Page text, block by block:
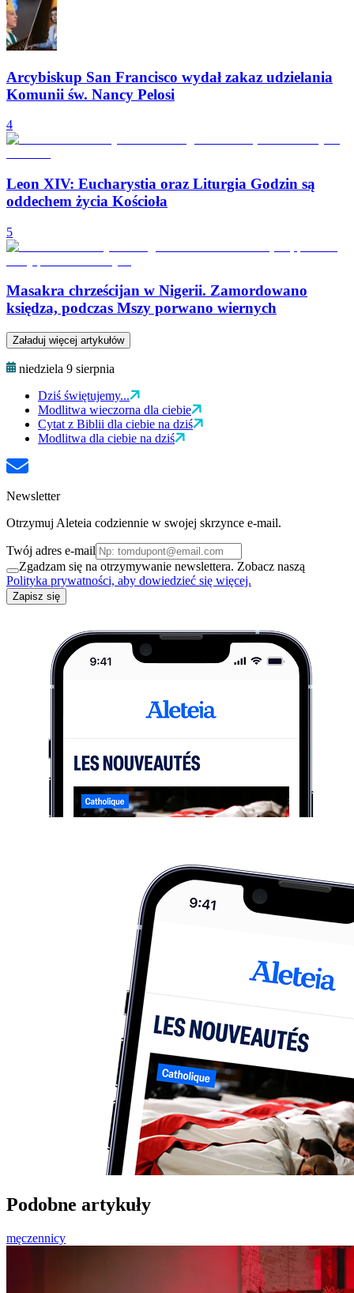
Arcybiskup San Francisco wydał zakaz udzielania
Komunii św. Nancy Pelosi
4
Leon XIV: Eucharystia oraz Liturgia Godzin są
oddechem życia Kościoła
5
Masakra chrześcijan w Nigerii. Zamordowano
księdza, podczas Mszy porwano wiernych
Załaduj więcej artykułów
niedziela 9 sierpnia
Dziś świętujemy...
Modlitwa wieczorna dla ciebie
Cytat z Biblii dla ciebie na dziś
Modlitwa dla ciebie na dziś
Newsletter
Otrzymuj Aleteia codziennie w swojej skrzynce e-mail.
Twój adres e-mail
Zgadzam się na otrzymywanie newslettera. Zobacz naszą
Polityka prywatności, aby dowiedzieć się więcej.
Zapisz się
Podobne artykuły
męczennicy